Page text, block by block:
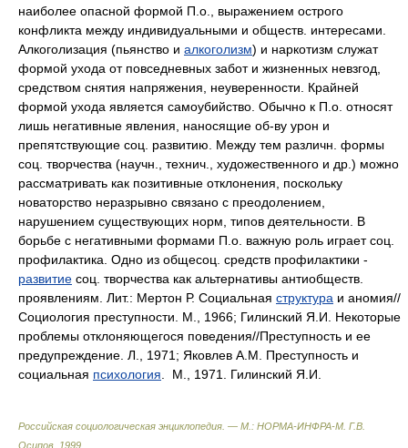
наиболее опасной формой П.о., выражением острого
конфликта между индивидуальными и обществ. интересами.
Алкоголизация (пьянство и алкоголизм) и наркотизм служат
формой ухода от повседневных забот и жизненных невзгод,
средством снятия напряжения, неуверенности. Крайней
формой ухода является самоубийство. Обычно к П.о. относят
лишь негативные явления, наносящие об-ву урон и
препятствующие соц. развитию. Между тем различн. формы
соц. творчества (научн., технич., художественного и др.) можно
рассматривать как позитивные отклонения, поскольку
новаторство неразрывно связано с преодолением,
нарушением существующих норм, типов деятельности. В
борьбе с негативными формами П.о. важную роль играет соц.
профилактика. Одно из общесоц. средств профилактики -
развитие соц. творчества как альтернативы антиобществ.
проявлениям. Лит.: Мертон Р. Социальная структура и аномия//
Социология преступности. М., 1966; Гилинский Я.И. Некоторые
проблемы отклоняющегося поведения//Преступность и ее
предупреждение. Л., 1971; Яковлев A.M. Преступность и
социальная психология . М., 1971. Гилинский Я.И.
Российская социологическая энциклопедия. — М.: НОРМА-ИНФРА-М Г.В.
Осипов 1999